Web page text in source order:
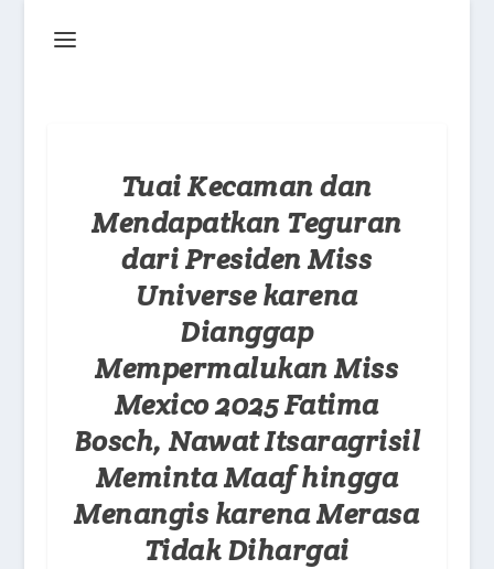
Tuai Kecaman dan
Mendapatkan Teguran
dari Presiden Miss
Universe karena
Dianggap
Mempermalukan Miss
Mexico 2025 Fatima
Bosch, Nawat Itsaragrisil
Meminta Maaf hingga
Menangis karena Merasa
Tidak Dihargai